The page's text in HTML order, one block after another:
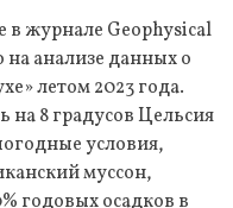
в журнале Geophysical
анализе данных о
летом 2023 года.
на 8 градусов Цельсия
условия,
муссон,
годовых осадков в